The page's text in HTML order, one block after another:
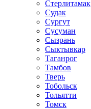
Стерлитамак
Судак
Сургут
Сусуман
Сызрань
Сыктывкар
Таганрог
Тамбов
Тверь
Тобольск
Тольятти
Томск